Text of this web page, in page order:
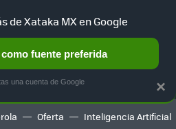
HOME AUTO TERRITORIO
Oferta Inteligencia Artificial
×
de Xataka MX en Google
fuente preferida
una cuenta de Google